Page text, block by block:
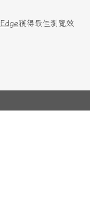
Edge獲得最佳瀏覽效